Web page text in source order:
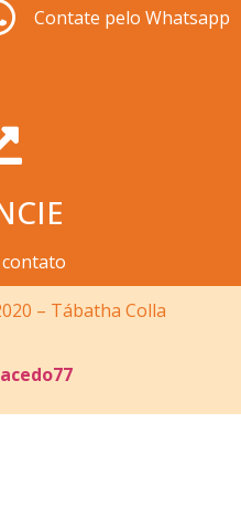
Contate pelo Whatsapp
– Tábatha Colla